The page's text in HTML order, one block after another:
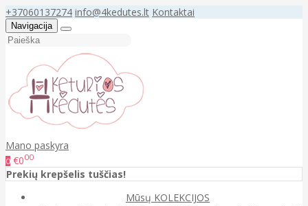
+37060137274 info@4kedutes.lt Kontaktai
Navigacija
Mano paskyra
0 €000
Prekių krepšelis tuščias!
Mūsų KOLEKCIJOS